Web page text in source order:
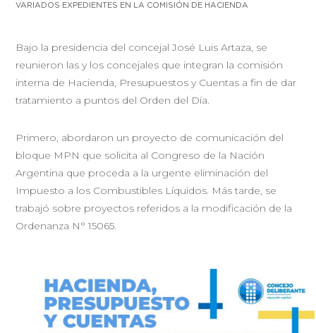
VARIADOS EXPEDIENTES EN LA COMISIÓN DE HACIENDA
Bajo la presidencia del concejal José Luis Artaza, se
reunieron las y los concejales que integran la comisión
interna de Hacienda, Presupuestos y Cuentas a fin de dar
tratamiento a puntos del Orden del Día.
Primero, abordaron un proyecto de comunicación del
bloque MPN que solicita al Congreso de la Nación
Argentina que proceda a la urgente eliminación del
Impuesto a los Combustibles Líquidos. Más tarde, se
trabajó sobre proyectos referidos a la modificación de la
Ordenanza N° 15065.